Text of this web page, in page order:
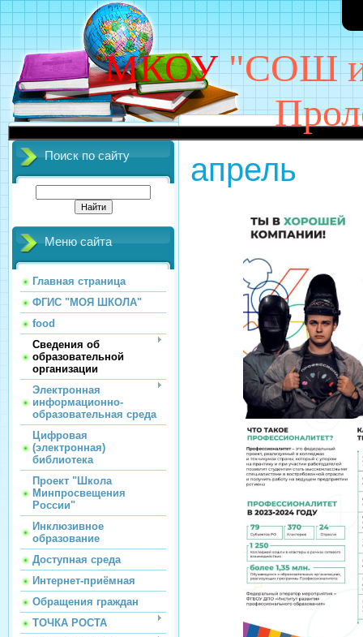
МКОУ "СОШ
Поиск по сайту
Меню сайта
Главная страница
ФГИС "МОЯ ШКОЛА"
food
Сведения об
образовательной
организации
Электронная
информационно-
образовательная среда
Цифровая
(электронная)
библиотека
Проект "Школа
Минпросвещения
России"
Инклюзивное
образование
Доступная среда
Интернет-приёмная
Обращения граждан
ТОЧКА РОСТА
апрель